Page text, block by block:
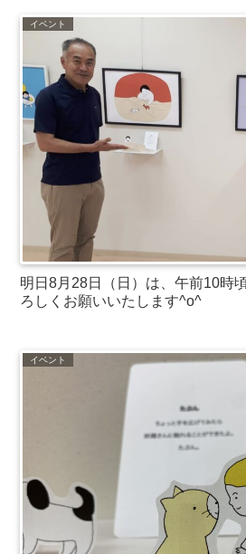
イベント
明日8月28日（日）は、午前10時
ろしくお願いいたします^o^
イベント